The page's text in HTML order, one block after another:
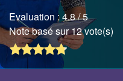
Evaluation :4.8/ 5
Note basé sur 12 vote(s)